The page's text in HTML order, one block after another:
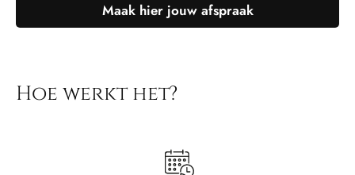
Maak hier jouw afspraak
Hoe werkt het?